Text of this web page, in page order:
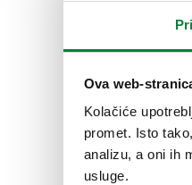
Ova web-
Kolačiće
promet. Isto
analizu, a oni ih
usluge.